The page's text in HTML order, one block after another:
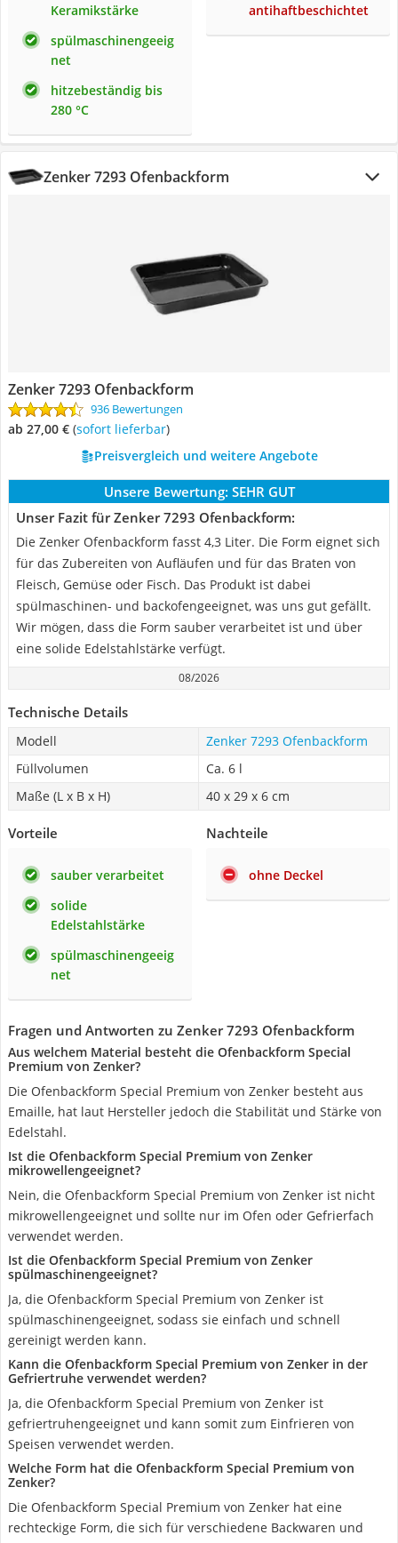
Keramikstärke
spülmaschinengeeig
net
hitzebeständig bis
280 °C
antihaftbeschichtet
Zenker 7293 Ofenbackform
Zenker 7293 Ofenbackform
936 Bewertungen
ab 27,00 € ( Sofort lieferbar)
Preisvergleich und weitere Angebote
Unsere Bewertung: SEHR GUT
Unser Fazit für Zenker 7293 Ofenbackform:
Die Zenker Ofenbackform fasst 4,3 Liter. Die Form eignet sich
für das Zubereiten von Aufläufen und für das Braten von
Fleisch, Gemüse oder Fisch. Das Produkt ist dabei
spülmaschinen- und backofengeeignet, was uns gut gefällt.
Wir mögen, dass die Form sauber verarbeitet ist und über
eine solide Edelstahlstärke verfügt.
08/2026
Technische Details
Modell
Zenker 7293 Ofenbackform
Füllvolumen
Ca. 6 l
Maße (L x B x H)
40 x 29 x 6 cm
Vorteile
sauber verarbeitet
solide
Edelstahlstärke
spülmaschinengeeig
net
Nachteile
ohne Deckel
Fragen und Antworten zu Zenker 7293 Ofenbackform
Aus welchem Material besteht die Ofenbackform Special
Premium von Zenker?
Die Ofenbackform Special Premium von Zenker besteht aus
Emaille, hat laut Hersteller jedoch die Stabilität und Stärke von
Edelstahl.
Ist die Ofenbackform Special Premium von Zenker
mikrowellengeeignet?
Nein, die Ofenbackform Special Premium von Zenker ist nicht
mikrowellengeeignet und sollte nur im Ofen oder Gefrierfach
verwendet werden.
Ist die Ofenbackform Special Premium von Zenker
spülmaschinengeeignet?
Ja, die Ofenbackform Special Premium von Zenker ist
spülmaschinengeeignet, sodass sie einfach und schnell
gereinigt werden kann.
Kann die Ofenbackform Special Premium von Zenker in der
Gefriertruhe verwendet werden?
Ja, die Ofenbackform Special Premium von Zenker ist
gefriertruhengeeignet und kann somit zum Einfrieren von
Speisen verwendet werden.
Welche Form hat die Ofenbackform Special Premium von
Zenker?
Die Ofenbackform Special Premium von Zenker hat eine
rechteckige Form, die sich für verschiedene Backwaren und